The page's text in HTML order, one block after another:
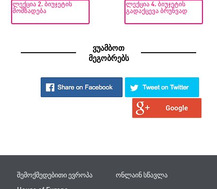
ᲚᲔᲥᲪᲘᲐ 2. ᲑᲘᲣᲯᲔᲢᲘᲡ
ᲛᲝᲛᲖᲐᲓᲔᲑᲐ
ᲚᲔᲥᲪᲘᲐ 4. ᲑᲘᲣᲯᲔᲢᲘᲡ
ᲒᲐᲓᲐᲥᲪᲔᲕᲐ ᲑᲠᲣᲜᲕᲐᲓ
ვუამბოთ
მეგობრებს
შემოქმედებითი ევროპა
ონლაინ სწავლა